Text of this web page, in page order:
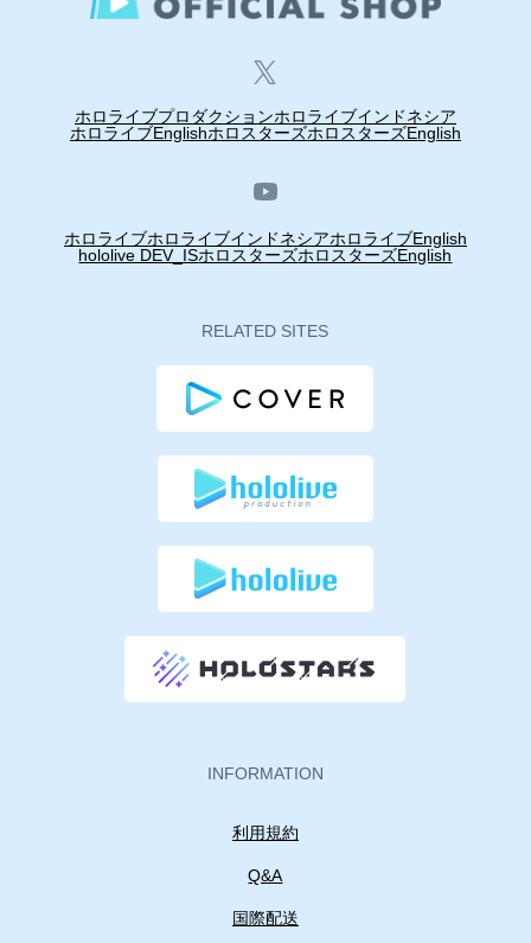
ホロライブプロダクションホロライブインドネシア
ホロライブEnglishホロスターズホロスターズEnglish
ホロライブホロライブインドネシアホロライブEnglish
hololive DEV_ISホロスターズホロスターズEnglish
RELATED SITES
INFORMATION
利用規約
Q&A
国際配送